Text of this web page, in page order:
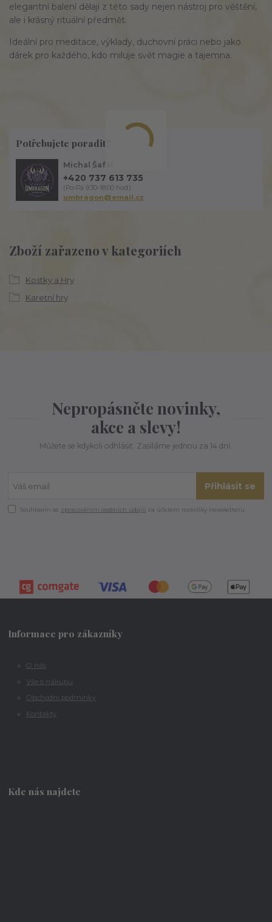
elegantní balení dělají z této sady nejen nástroj pro věštění,
ale i krásný rituální předmět.
Ideální pro meditace, výklady, duchovní práci nebo jako
dárek pro každého, kdo miluje svět magie a tajemna.
Zboží zařazeno v kategoriích
Kostky a Hry
Karetní hry
Potřebujete poradit?
Michal Šafář
+420 737 613 735
(Po-Pá 9:30-18:00 hod.)
umbragon@email.cz
Nepropásněte novinky,
akce a slevy!
Můžete se kdykoli odhlásit. Zasíláme jednou za 14 dní.
Přihlásit se
Souhlasím se zpracováním osobních údajů za účelem rozesílky newsletteru.
Informace pro zákazníky
O nás
Vše o nákupu
Obchodní podmínky
Kontakty
Kde nás najdete